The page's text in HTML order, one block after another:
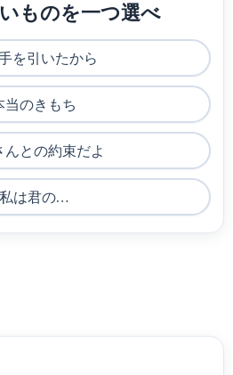
ものを一つ選べ
を引いたから
当のきもち
んとの約束だよ
私は君の…